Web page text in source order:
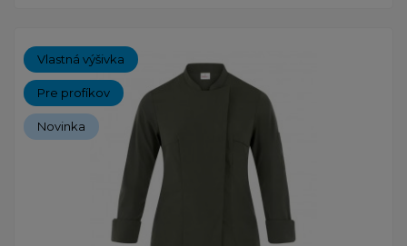
Vlastná výšivka
Pre profíkov
Novinka